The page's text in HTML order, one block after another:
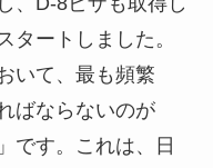
タートしました。
いて、最も頻繁
ばならないのが
です。これは、日